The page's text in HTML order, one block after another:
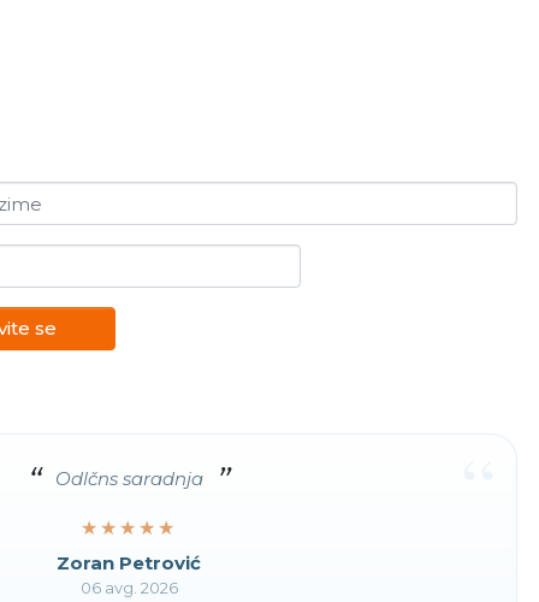
se
Odlčns saradnja
★★★★★
★★★★★
Zoran Petrović
06 avg. 2026